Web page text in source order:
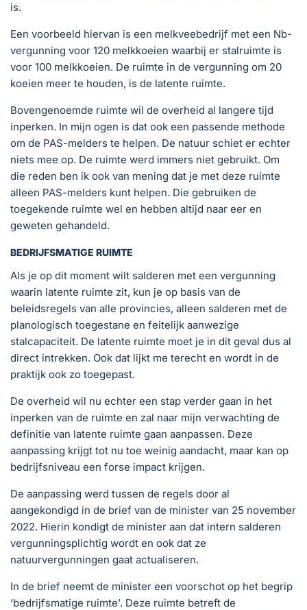
is.
Een voorbeeld hiervan is een melkveebedrijf met een Nb-
vergunning voor 120 melkkoeien waarbij er stalruimte is
voor 100 melkkoeien. De ruimte in de vergunning om 20
koeien meer te houden, is de latente ruimte.
Bovengenoemde ruimte wil de overheid al langere tijd
inperken. In mijn ogen is dat ook een passende methode
om de PAS-melders te helpen. De natuur schiet er echter
niets mee op. De ruimte werd immers niet gebruikt. Om
die reden ben ik ook van mening dat je met deze ruimte
alleen PAS-melders kunt helpen. Die gebruiken de
toegekende ruimte wel en hebben altijd naar eer en
geweten gehandeld.
BEDRIJFSMATIGE RUIMTE
Als je op dit moment wilt salderen met een vergunning
waarin latente ruimte zit, kun je op basis van de
beleidsregels van alle provincies, alleen salderen met de
planologisch toegestane en feitelijk aanwezige
stalcapaciteit. De latente ruimte moet je in dit geval dus al
direct intrekken. Ook dat lijkt me terecht en wordt in de
praktijk ook zo toegepast.
De overheid wil nu echter een stap verder gaan in het
inperken van de ruimte en zal naar mijn verwachting de
definitie van latente ruimte gaan aanpassen. Deze
aanpassing krijgt tot nu toe weinig aandacht, maar kan op
bedrijfsniveau een forse impact krijgen.
De aanpassing werd tussen de regels door al
aangekondigd in de brief van de minister van 25 november
2022. Hierin kondigt de minister aan dat intern salderen
vergunningsplichtig wordt en ook dat ze
natuurvergunningen gaat actualiseren.
In de brief neemt de minister een voorschot op het begrip
‘bedrijfsmatige ruimte’. Deze ruimte betreft de